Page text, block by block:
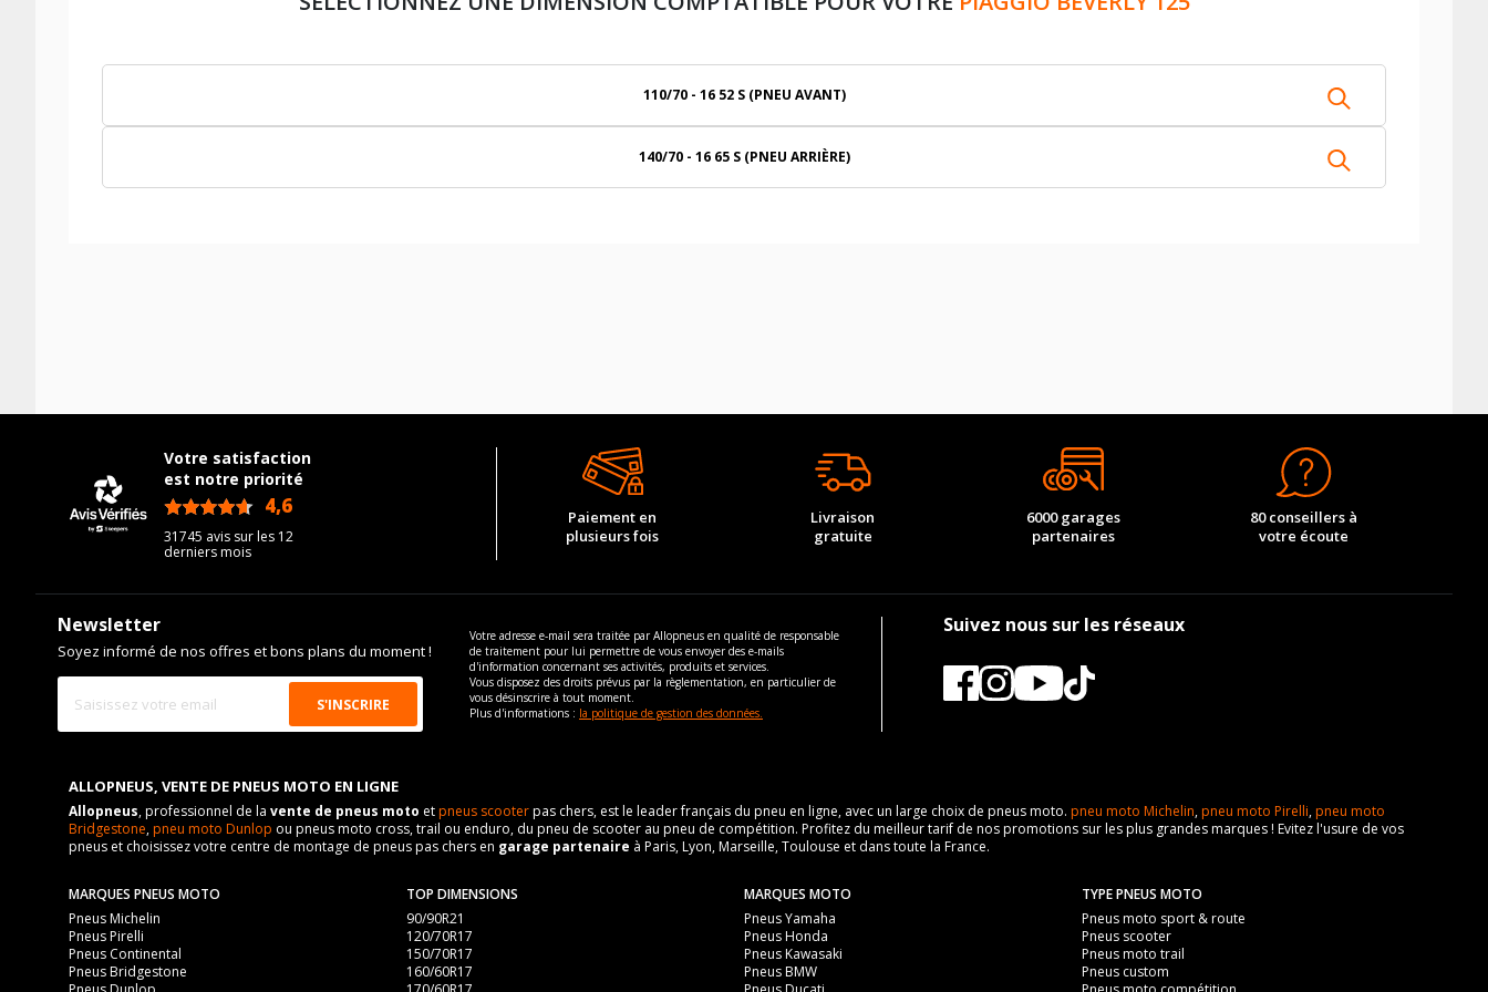
110/70 - 16 52 S (PNEU AVANT)
140/70 - 16 65 S (PNEU ARRIÈRE)
Votre satisfaction
est notre priorité
4,6
31745 avis sur les 12
derniers mois
Paiement en
plusieurs fois
Livraison
gratuite
6000 garages
partenaires
80 conseillers à
votre écoute
Newsletter
Soyez informé de nos offres et bons plans du moment !
Votre adresse e-mail sera traitée par Allopneus en qualité de responsable
de traitement pour lui permettre de vous envoyer des e-mails
d'information concernant ses activités, produits et services.
Vous disposez des droits prévus par la règlementation, en particulier de
vous désinscrire à tout moment.
Plus d'informations : la politique de gestion des données.
Suivez nous sur les réseaux
ALLOPNEUS, VENTE DE PNEUS MOTO EN LIGNE
Allopneus, professionnel de la vente de pneus moto etpneus scooterpas chers, est le leader français du pneu en ligne, avec un large choix de pneus moto. pneu moto Michelin,pneu moto Pirelli,pneu moto
Bridgestone,pneu moto Dunlop ou pneus moto cross, trail ou enduro, du pneu de scooter au pneu de compétition. Profitez du meilleur tarif de nos promotions sur les plus grandes marques ! Evitez l'usure de vos
pneus et choisissez votre centre de montage de pneus pas chers en garage partenaire à Paris, Lyon, Marseille, Toulouse et dans toute la France.
MARQUES PNEUS MOTO
Pneus Michelin
Pneus Pirelli
Pneus Continental
Pneus Bridgestone
TOP DIMENSIONS
90/90R21
120/70R17
150/70R17
160/60R17
MARQUES MOTO
Pneus Yamaha
Pneus Honda
Pneus Kawasaki
Pneus BMW
TYPE PNEUS MOTO
Pneus moto sport & route
Pneus scooter
Pneus moto trail
Pneus custom